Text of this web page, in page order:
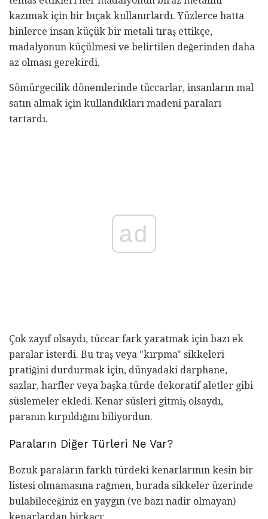
kazımak için bir bıçak kullanırlardı. Yüzlerce hatta
binlerce insan küçük bir metali tıraş ettikçe,
madalyonun küçülmesi ve belirtilen değerinden daha
az olması gerekirdi.
Sömürgecilik dönemlerinde tüccarlar, insanların mal
satın almak için kullandıkları madeni paraları
tartardı.
ad
Çok zayıf olsaydı, tüccar fark yaratmak için bazı ek
paralar isterdi. Bu traş veya "kırpma" sikkeleri
pratiğini durdurmak için, dünyadaki darphane,
sazlar, harfler veya başka türde dekoratif aletler gibi
süslemeler ekledi. Kenar süsleri gitmiş olsaydı,
paranın kırpıldığını biliyordun.
Paraların Diğer Türleri Ne Var?
Bozuk paraların farklı türdeki kenarlarının kesin bir
listesi olmamasına rağmen, burada sikkeler üzerinde
bulabileceğiniz en yaygın (ve bazı nadir olmayan)